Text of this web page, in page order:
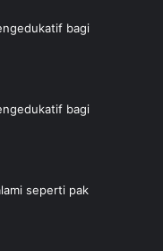
bagi
bagi
seperti pak